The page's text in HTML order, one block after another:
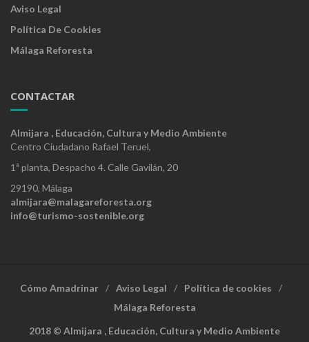
Aviso Legal
Política De Cookies
Málaga Reforesta
CONTACTAR
Almijara , Educación, Cultura y Medio Ambiente
Centro Ciudadano Rafael Teruel,
1ª planta, Despacho 4. Calle Gavilán, 20
29190, Málaga
almijara@malagareforesta.org
info@turismo-sostenible.org
Cómo Amadrinar Aviso Legal
Política de cookies
Málaga Reforesta
2018 © Almijara , Educación, Cultura y Medio Ambiente